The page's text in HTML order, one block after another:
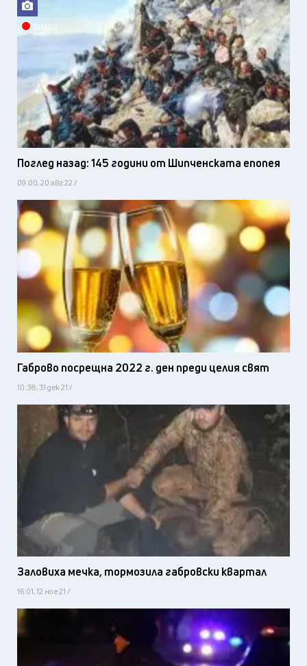
ВИДЕО
Поглед назад: 145 години от Шипченската епопея
09:00, 20 авг 22 /
Габрово посрещна 2022 г. ден преди целия свят
10:38, 31 дек 21 /
Заловиха мечка, тормозила габровски квартал
16:01, 12 ное 21 /